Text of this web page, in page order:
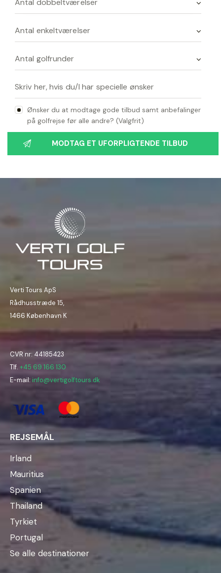
Ønsker du at modtage gode tilbud samt anbefalinger
på golfrejse før alle andre? (Valgfrit)
Verti Tours ApS
Rådhusstræde 15,
1466 København K
CVR nr: 44185423
Tlf. +45 69 166 130
E-mail: info@vertigolftours.dk
REJSEMÅL
Irland
Mauritius
Spanien
Thailand
Tyrkiet
Portugal
Se alle destinationer